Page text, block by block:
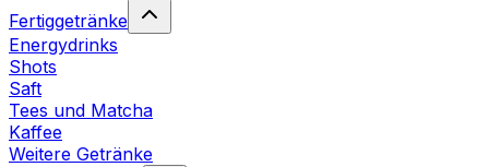
Fertiggetränke
Energydrinks
Shots
Saft
Tees und Matcha
Kaffee
Weitere Getränke